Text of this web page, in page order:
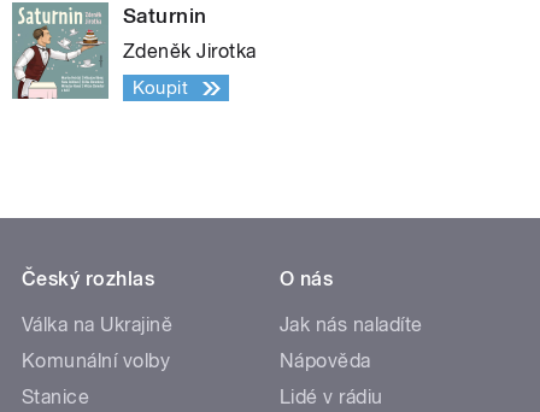
Saturnin
Zdeněk Jirotka
Koupit
Český rozhlas
Válka na Ukrajině
Komunální volby
Stanice
O nás
Jak nás naladíte
Nápověda
Lidé v rádiu